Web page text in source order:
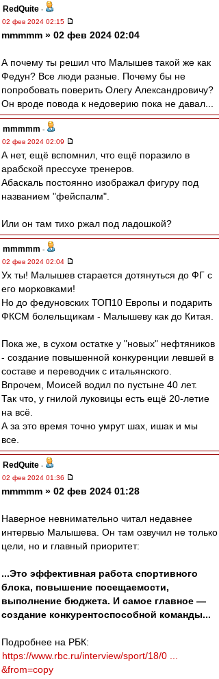
RedQuite -
02 фев 2024 02:15
mmmmm » 02 фев 2024 02:04
А почему ты решил что Малышев такой же как
Федун? Все люди разные. Почему бы не
попробовать поверить Олегу Александровичу?
Он вроде повода к недоверию пока не давал...
mmmmm -
02 фев 2024 02:09
А нет, ещё вспомнил, что ещё поразило в
арабской прессухе тренеров.
Абаскаль постоянно изображал фигуру под
названием "фейспалм".
Или он там тихо ржал под ладошкой?
mmmmm -
02 фев 2024 02:04
Ух ты! Малышев старается дотянуться до ФГ с
его морковками!
Но до федуновских ТОП10 Европы и подарить
ФКСМ болельщикам - Малышеву как до Китая.
Пока же, в сухом остатке у "новых" нефтяников
- создание повышенной конкуренции левшей в
составе и переводчик с итальянского.
Впрочем, Моисей водил по пустыне 40 лет.
Так что, у гнилой луковицы есть ещё 20-летие
на всё.
А за это время точно умрут шах, ишак и мы
все.
RedQuite -
02 фев 2024 01:36
mmmmm » 02 фев 2024 01:28
Наверное невнимательно читал недавнее
интервью Малышева. Он там озвучил не только
цели, но и главный приоритет:
...Это эффективная работа спортивного
блока, повышение посещаемости,
выполнение бюджета. И самое главное —
создание конкурентоспособной команды...
Подробнее на РБК:
https://www.rbc.ru/interview/sport/18/0 ...
&from=copy